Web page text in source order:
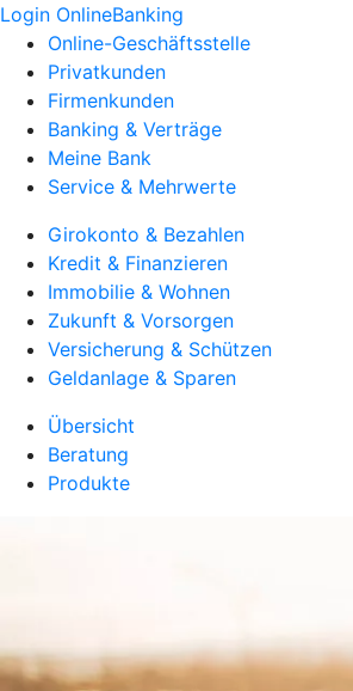
Login OnlineBanking
Online-Geschäftsstelle
Privatkunden
Firmenkunden
Banking & Verträge
Meine Bank
Service & Mehrwerte
Girokonto & Bezahlen
Kredit & Finanzieren
Immobilie & Wohnen
Zukunft & Vorsorgen
Versicherung & Schützen
Geldanlage & Sparen
Übersicht
Beratung
Produkte